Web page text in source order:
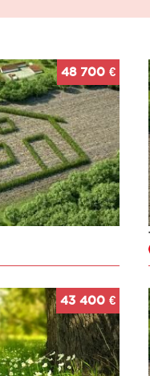
48 700 €
43 400 €